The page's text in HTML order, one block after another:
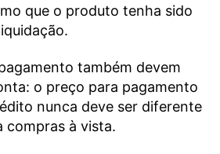
que o produto tenha sido
também devem
o preço para pagamento
nunca deve ser diferente
compras à vista.